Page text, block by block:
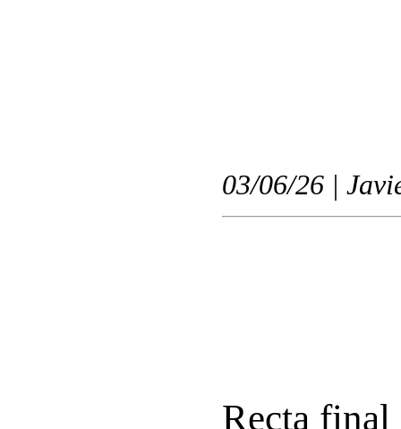
03/06/26 |
Recta final